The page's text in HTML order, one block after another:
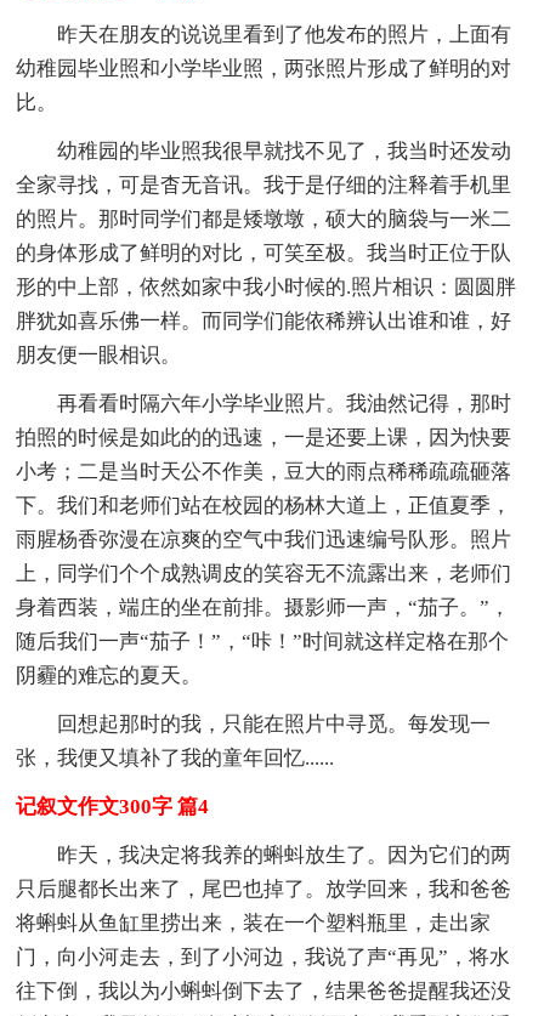
昨天在朋友的说说里看到了他发布的照片，上面有
幼稚园毕业照和小学毕业照，两张照片形成了鲜明的对
比。
幼稚园的毕业照我很早就找不见了，我当时还发动
全家寻找，可是杳无音讯。我于是仔细的注释着手机里
的照片。那时同学们都是矮墩墩，硕大的脑袋与一米二
的身体形成了鲜明的对比，可笑至极。我当时正位于队
形的中上部，依然如家中我小时候的.照片相识：圆圆胖
胖犹如喜乐佛一样。而同学们能依稀辨认出谁和谁，好
朋友便一眼相识。
再看看时隔六年小学毕业照片。我油然记得，那时
拍照的时候是如此的的迅速，一是还要上课，因为快要
小考；二是当时天公不作美，豆大的雨点稀稀疏疏砸落
下。我们和老师们站在校园的杨林大道上，正值夏季，
雨腥杨香弥漫在凉爽的空气中我们迅速编号队形。照片
上，同学们个个成熟调皮的笑容无不流露出来，老师们
身着西装，端庄的坐在前排。摄影师一声，“茄子。”，
随后我们一声“茄子！”，“咔！”时间就这样定格在那个
阴霾的难忘的夏天。
回想起那时的我，只能在照片中寻觅。每发现一
张，我便又填补了我的童年回忆......
记叙文作文300字 篇4
昨天，我决定将我养的蝌蚪放生了。因为它们的两
只后腿都长出来了，尾巴也掉了。放学回来，我和爸爸
将蝌蚪从鱼缸里捞出来，装在一个塑料瓶里，走出家
门，向小河走去，到了小河边，我说了声“再见”，将水
往下倒，我以为小蝌蚪倒下去了，结果爸爸提醒我还没